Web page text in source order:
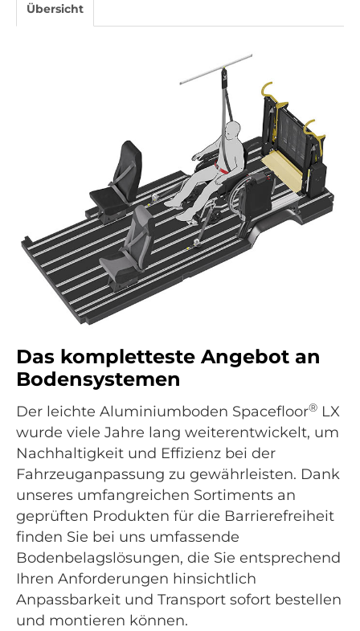
Übersicht
Das kompletteste Angebot an
Bodensystemen
Der leichte Aluminiumboden Spacefloor® LX
wurde viele Jahre lang weiterentwickelt, um
Nachhaltigkeit und Effizienz bei der
Fahrzeuganpassung zu gewährleisten. Dank
unseres umfangreichen Sortiments an
geprüften Produkten für die Barrierefreiheit
finden Sie bei uns umfassende
Bodenbelagslösungen, die Sie entsprechend
Ihren Anforderungen hinsichtlich
Anpassbarkeit und Transport sofort bestellen
und montieren können.